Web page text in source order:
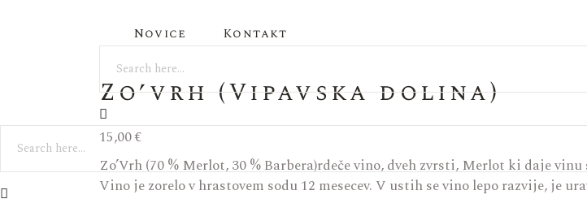
Novice Kontakt
Zo’vrh (Vipavska dolina)
15,00€
Zo’Vrh (70 % Merlot, 30 % Barbera)rdeče vino, dveh zvrsti, Merlot ki daje
Vino je zorelo v hrastovem sodu 12 mesecev. V ustih se vino lepo razvije, je